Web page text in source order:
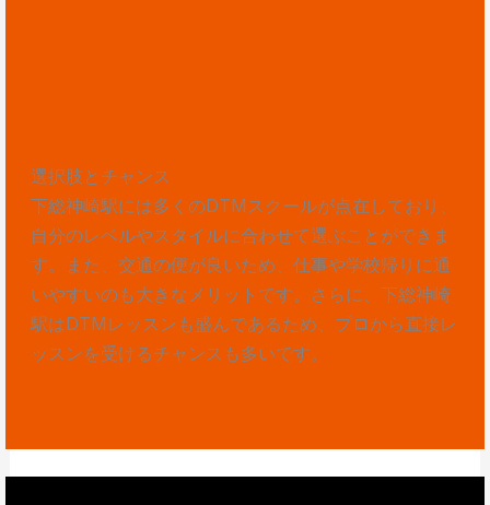
選択肢とチャンス
下総神崎駅には多くのDTMスクールが点在しており、
自分のレベルやスタイルに合わせて選ぶことができま
す。また、交通の便が良いため、仕事や学校帰りに通
いやすいのも大きなメリットです。さらに、下総神崎
駅はDTMレッスンも盛んであるため、プロから直接レ
ッスンを受けるチャンスも多いです。